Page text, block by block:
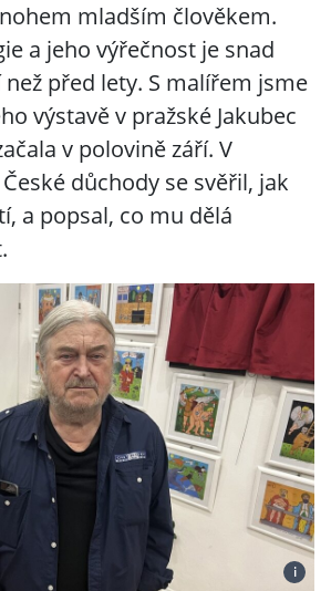
mladším člověkem.
a jeho výřečnost je snad
před lety. S malířem jsme
výstavě v pražské Jakubec
v polovině září. V
důchody se svěřil, jak
a popsal, co mu dělá
i